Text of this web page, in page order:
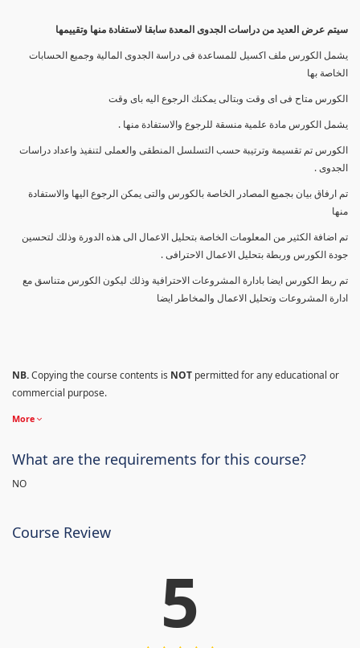
سيتم عرض العديد من دراسات الجدوى المعدة سابقا لاستفادة منها وتقييمها
يشمل الكورس ملف اكسيل للمساعدة فى دراسة الجدوى المالية وجميع الحسابات
الخاصة بها
الكورس متاح فى اى وقت وبتالى يمكنك الرجوع اليه باى وقت
يشمل الكورس مادة علمية منسقة للرجوع والاستفادة منها .
الكورس تم تقسيمة وترتيبة حسب التسلسل المنطقى والعملى لتنفيذ واعداد دراسات
الجدوى .
تم ارفاق بيان بجميع المصادر الخاصة بالكورس والتى يمكن الرجوع اليها والاستفادة
منها
تم اضافة الكثير من المعلومات الخاصة بتحليل الاعمال الى هذه الدورة وذلك لتحسين
جودة الكورس وربطة بتحليل الاعمال الاحترافى .
تم ربط الكورس ايضا بادارة المشروعات الاحترافية وذلك ليكون الكورس متناسق مع
ادارة المشروعات وتحليل الاعمال والمخاطر ايضا
NB.Copying the course contents is NOT permitted for any educational or
commercial purpose.
More
What are the requirements for this course?
NO
Course Review
5